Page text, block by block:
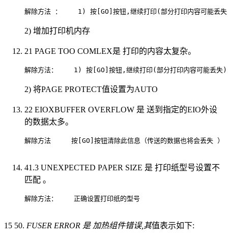
解除方法 ：    1) 按[GO]
2) 增加打印机内存
21 PAGE TOO COMLEX是 打印的内容太复杂。
解除方法：    1) 按[GO]
2) 将PAGE PROTECT值设置为AUTO
22 EIOХBUFFER OVERFLOW 是 送到指定的EIO外设
的数据太多。
解除方法     按[GO]按钮
41.3 UNEXPECTED PAPER SIZE 是 打印纸型号设置不
匹配 。
解除方法：    正
15 50. FUSER ERROR 是 加热组件错误,其值表示如下: